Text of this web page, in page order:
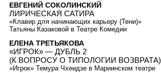
ЕВГЕНИЙ СОКОЛИНСКИЙ
ЛИРИЧЕСКАЯ САТИРА
«Клавир для начинающих карьеру (Тени)»
Татьяны Казаковой в Театре Комедии
ЕЛЕНА ТРЕТЬЯКОВА
«ИГРОК» — ДУБЛЬ 2
(К ВОПРОСУ О ТИПОЛОГИИ ВОЗВРАТА)
«Игрок» Темура Чхеидзе в Мариинском театре